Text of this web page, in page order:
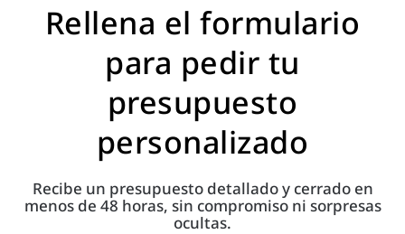
Rellena el formulario
para pedir tu
presupuesto
personalizado
Recibe un presupuesto detallado y cerrado en
menos de 48 horas, sin compromiso ni sorpresas
ocultas.